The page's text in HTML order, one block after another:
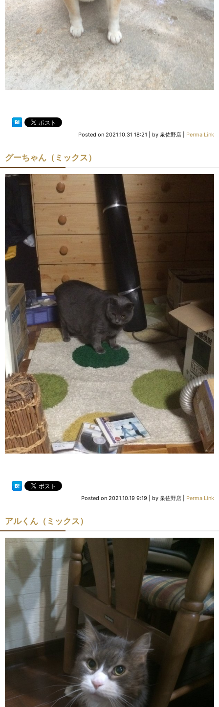
Posted on 2021.10.31 18:21 by 泉佐野店 Perma Link
グーちゃん（ミックス）
Posted on 2021.10.19 9:19 by 泉佐野店 Perma Link
アルくん（ミックス）